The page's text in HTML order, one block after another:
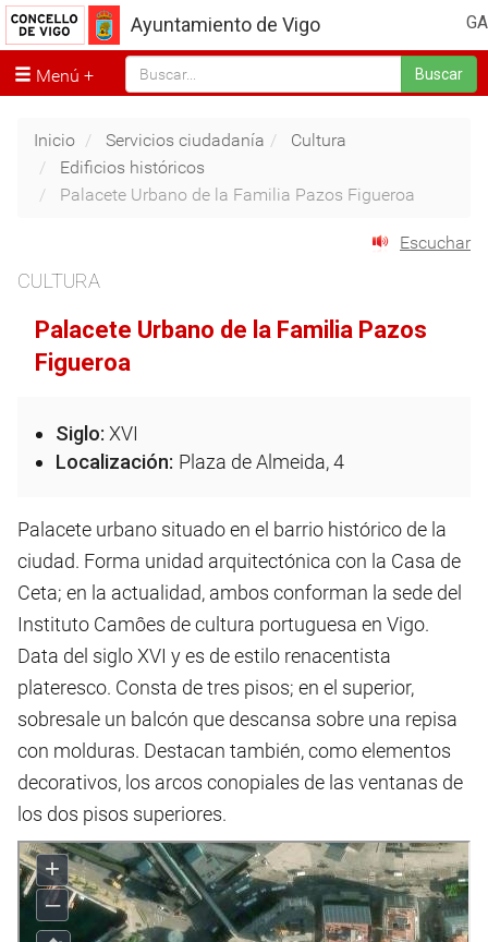
GA
Ayuntamiento de Vigo
Menú Buscar
Inicio Servicios ciudadanía
Cultura
Edificios históricos
Palacete Urbano de la Familia Pazos Figueroa
Escuchar
CULTURA
Palacete Urbano de la Familia Pazos
Figueroa
Siglo: XVI
Localización: Plaza de Almeida, 4
Palacete urbano situado en el barrio histórico de la
ciudad. Forma unidad arquitectónica con la Casa de
Ceta; en la actualidad, ambos conforman la sede del
Instituto Camôes de cultura portuguesa en Vigo.
Data del siglo XVI y es de estilo renacentista
plateresco. Consta de tres pisos; en el superior,
sobresale un balcón que descansa sobre una repisa
con molduras. Destacan también, como elementos
decorativos, los arcos conopiales de las ventanas de
los dos pisos superiores.